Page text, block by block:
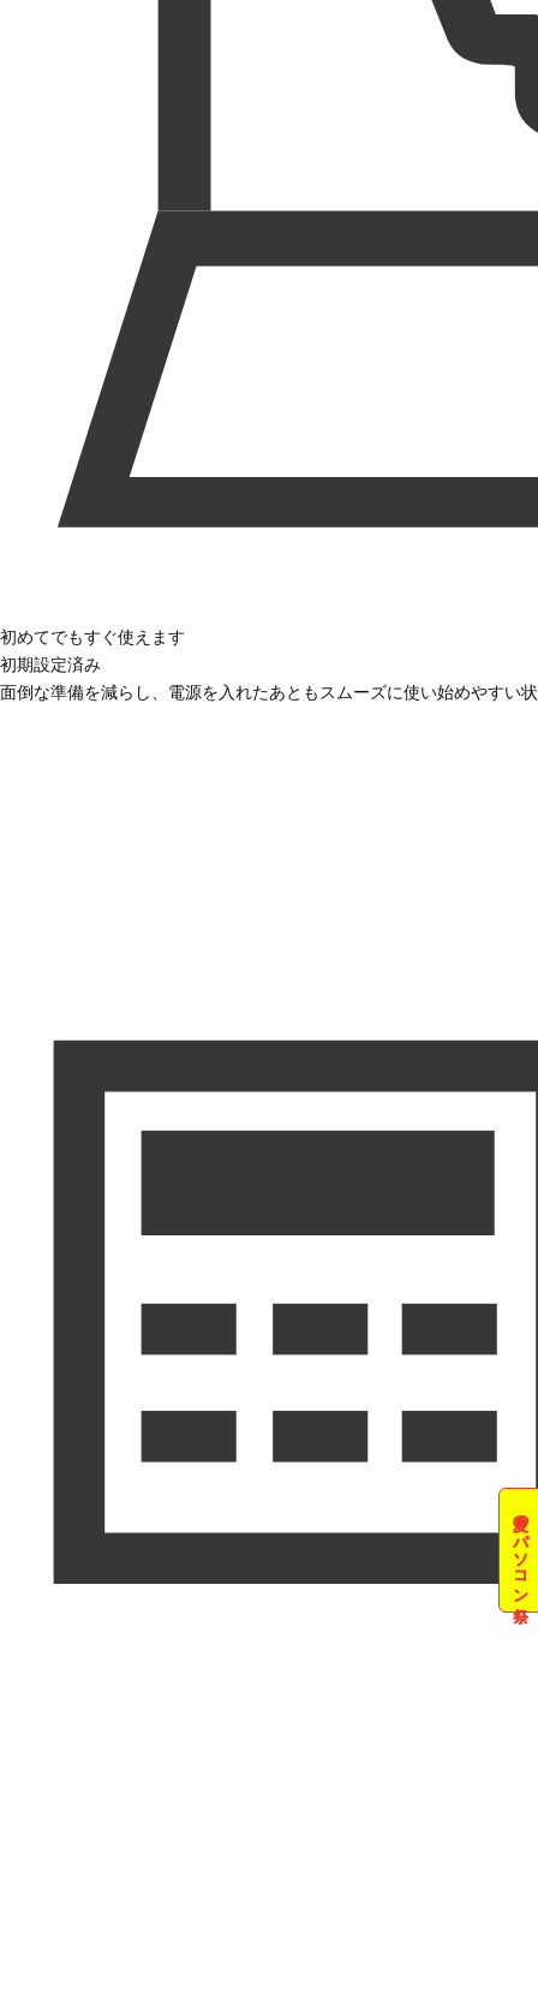
夏のパソコン祭
初めてでもすぐ使えます
初期設定済み
面倒な準備を減らし、電源を入れたあともスムーズに使い始めやすい